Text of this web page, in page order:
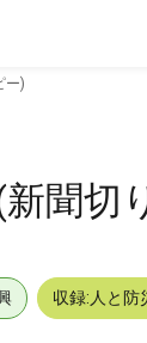
ー)
聞切
収録:人と